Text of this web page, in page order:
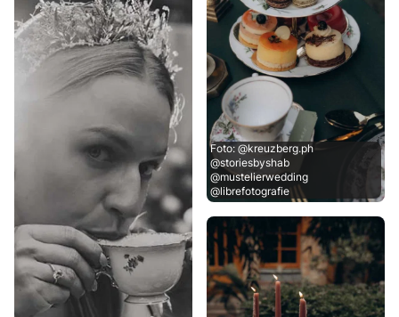
Foto: @kreuzberg.ph
@storiesbyshab
@mustelierwedding
@librefotografie